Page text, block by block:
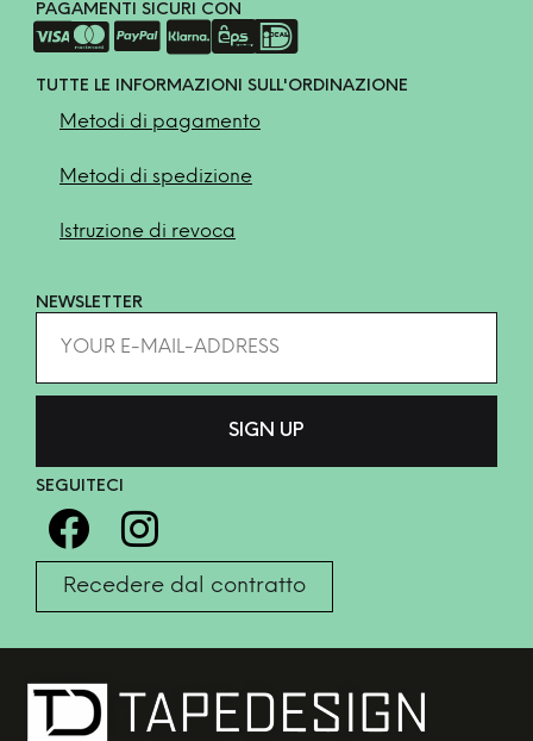
PAGAMENTI SICURI CON
TUTTE LE INFORMAZIONI SULL'ORDINAZIONE
Metodi di pagamento
Metodi di spedizione
Istruzione di revoca
NEWSLETTER
SEGUITECI
Recedere dal contratto